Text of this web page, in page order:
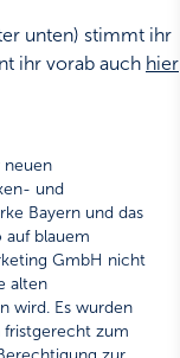
unten) stimmt ihr
ihr vorab auch hier
neuen
und
Bayern und das
blauem
GmbH nicht
alten
wird. Es wurden
fristgerecht zum